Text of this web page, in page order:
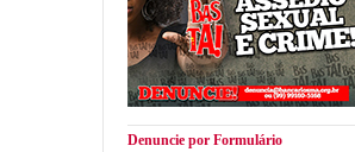
Denuncie por Formulário